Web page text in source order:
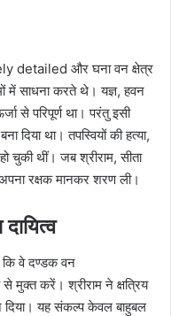
detailed और घना वन क्षेत्र
में साधना करते थे। यज्ञ, हवन
से परिपूर्ण था। परंतु इसी
दिया था। तपस्वियों की हत्या,
चुकी थीं। जब श्रीराम, सीता
रक्षक मानकर शरण ली।
कि वे दण्डक वन
मुक्त करें। श्रीराम ने क्षत्रिय
दिया। यह संकल्प केवल बाहुबल